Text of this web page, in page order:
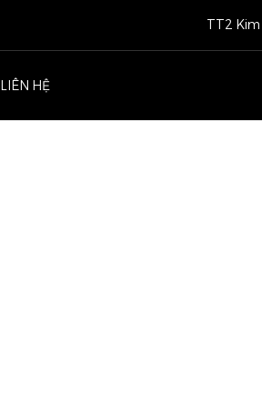
TT2
LIÊN HỆ